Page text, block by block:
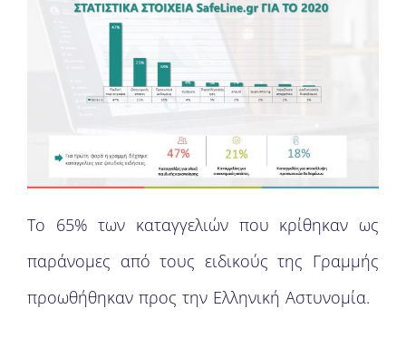
Το 65% των καταγγελιών που κρίθηκαν ως
παράνομες από τους ειδικούς της Γραμμής
προωθήθηκαν προς την Ελληνική Αστυνομία.